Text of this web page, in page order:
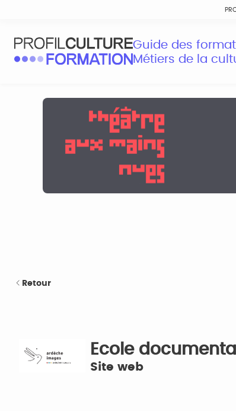
Guide des
Métiers de la
Retour
Ecole
Site web